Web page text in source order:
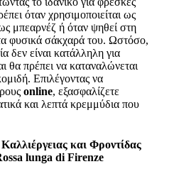
όταν χρησιμοποιείται ως
μπεαρνέζ ή όταν ψηθεί στη
φυσικά σάκχαρά του. Ωστόσο,
δεν είναι κατάλληλη για
θα πρέπει να καταναλώνεται
Επιλέγοντας να
online, εξασφαλίζετε
και λεπτά κρεμμύδια που
και Φροντίδας
lunga di Firenze